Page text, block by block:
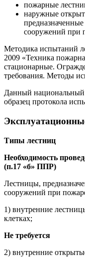
пожарные
наружные
сооружений при
Методика испытаний
2009 «Техника
стационарные.
требования. Методы
Данный национальный
образец протокола
Типы лестниц
Необходимость
(п.17 «б» ППР)
Лестницы,
сооружений при
1) внутренние
клетках;
Не требуется
2) внутренние